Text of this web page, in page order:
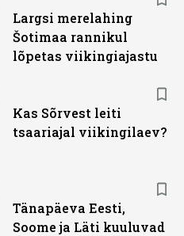
Largsi merelahing
Šotimaa rannikul
lõpetas viikingiajastu
Kas Sõrvest leiti
tsaariajal viikingilaev?
Tänapäeva Eesti,
Soome ja Läti kuuluvad